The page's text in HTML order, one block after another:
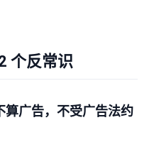
个反常识
算广告，不受广告法约